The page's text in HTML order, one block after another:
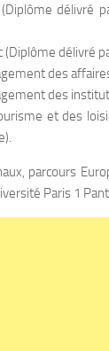
délivré
délivré
des
des
et des
parcours
Paris 1